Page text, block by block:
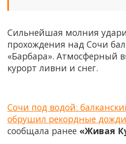
Сильнейшая молния
прохождения над Сочи
«Барбара». Атмосферный
курорт ливни и снег.
Сочи под водой:
обрушил рекордные
сообщала ранее «Живая